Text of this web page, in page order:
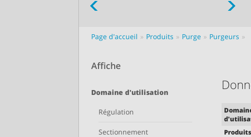
Page d'accueil Produits Purge Purgeurs
Affiche
Domaine d'utilisation
Régulation
Sectionnement